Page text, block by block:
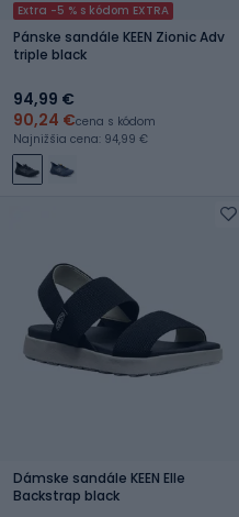
Extra -5 % s kódom EXTRA
Pánske sandále KEEN Zionic Adv
triple black
94,99 €
90,24 €cena s kódom
Najnižšia cena: 94,99 €
Dámske sandále KEEN Elle
Backstrap black